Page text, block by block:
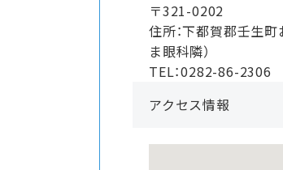
〒321-0202
住所：下都賀郡壬生
ま眼科隣）
TEL：0282-86-2306
アクセス情報